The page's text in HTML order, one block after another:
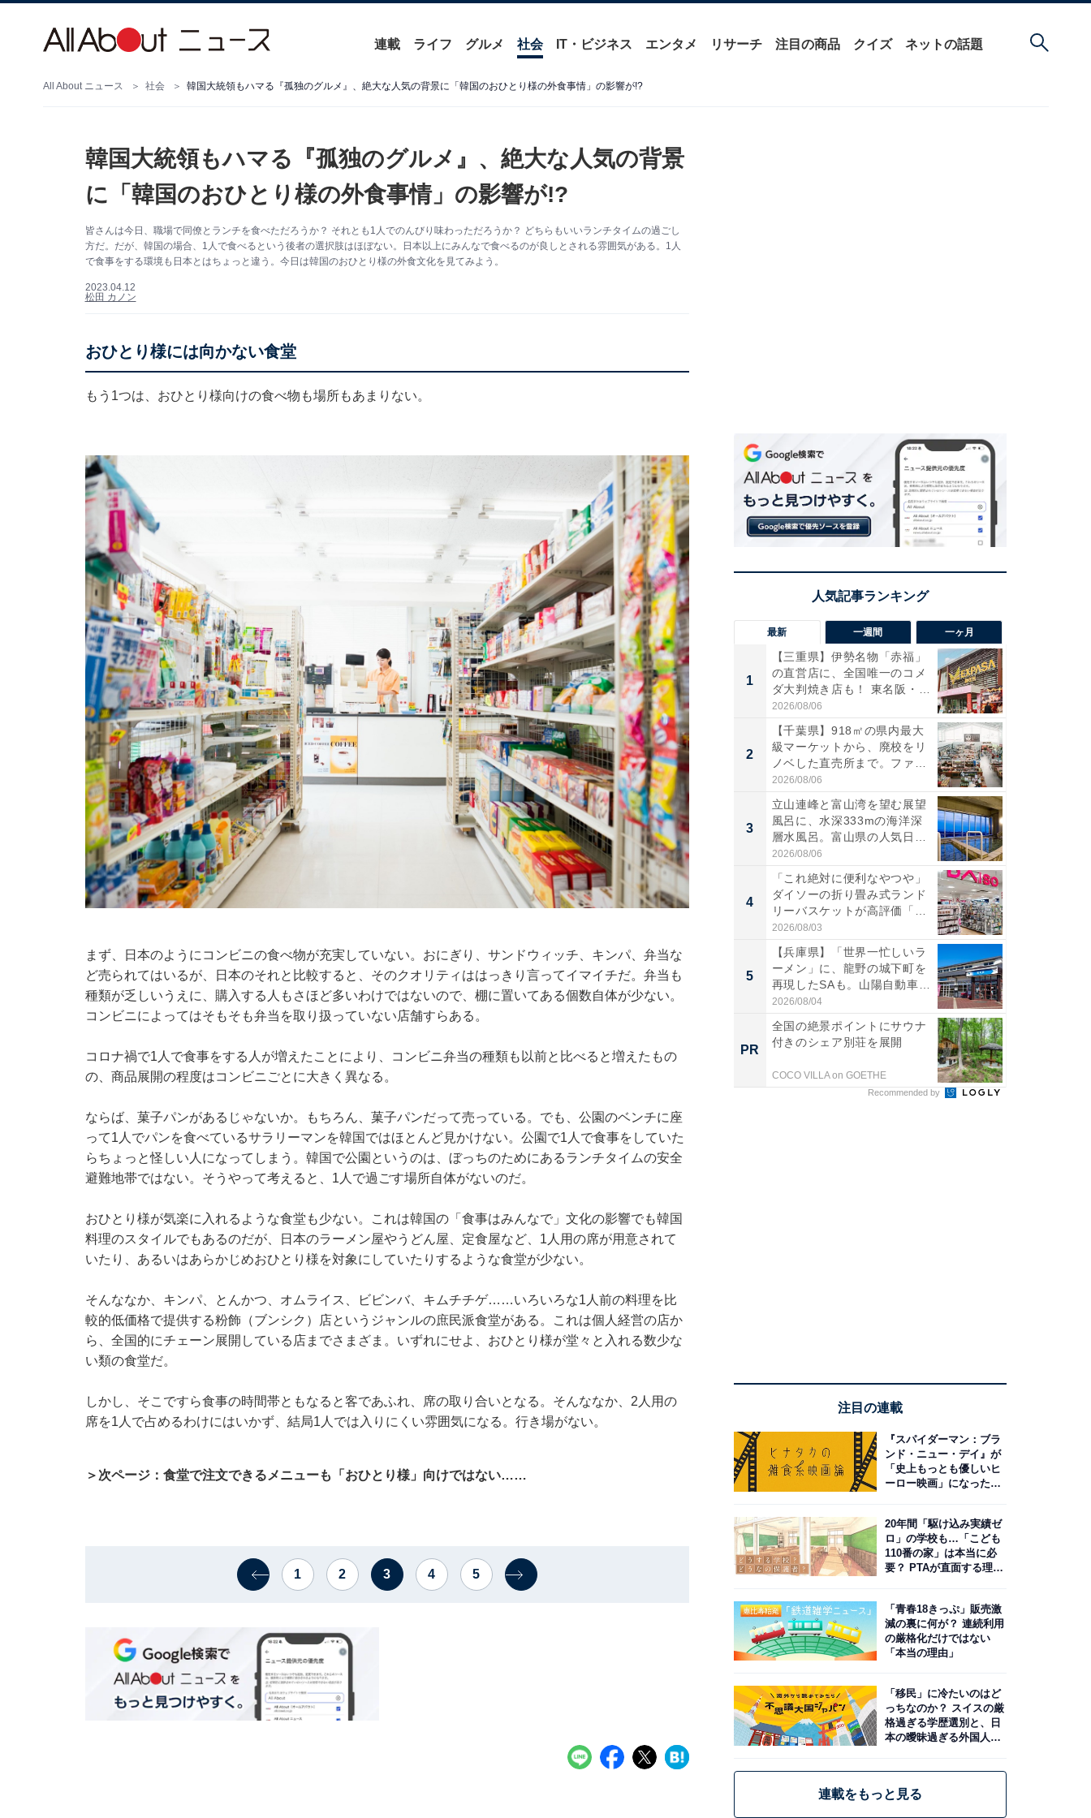
連載 ライフ グルメ 社会 IT・ビジネス エンタメ リサーチ 注目の商品 クイズ ネットの話題
All About ニュース 社会 韓国大統領もハマる『孤独のグルメ』、絶大な人気の背景に「韓国のおひとり様の外食事情」の影響が!?
韓国大統領もハマる『孤独のグルメ』、絶大な人気の背景
に「韓国のおひとり様の外食事情」の影響が!?
皆さんは今日、職場で同僚とランチを食べただろうか？ それとも1人でのんびり味わっただろうか？ どちらもいいランチタイムの過ごし
方だ。だが、韓国の場合、1人で食べるという後者の選択肢はほぼない。日本以上にみんなで食べるのが良しとされる雰囲気がある。1人
で食事をする環境も日本とはちょっと違う。今日は韓国のおひとり様の外食文化を見てみよう。
2023.04.12
松田 カノン
おひとり様には向かない食堂
もう1つは、おひとり様向けの食べ物も場所もあまりない。
まず、日本のようにコンビニの食べ物が充実していない。おにぎり、サンドウィッチ、キンパ、弁当な
ど売られてはいるが、日本のそれと比較すると、そのクオリティははっきり言ってイマイチだ。弁当も
種類が乏しいうえに、購入する人もさほど多いわけではないので、棚に置いてある個数自体が少ない。
コンビニによってはそもそも弁当を取り扱っていない店舗すらある。
コロナ禍で1人で食事をする人が増えたことにより、コンビニ弁当の種類も以前と比べると増えたもの
の、商品展開の程度はコンビニごとに大きく異なる。
ならば、菓子パンがあるじゃないか。もちろん、菓子パンだって売っている。でも、公園のベンチに座
って1人でパンを食べているサラリーマンを韓国ではほとんど見かけない。公園で1人で食事をしていた
らちょっと怪しい人になってしまう。韓国で公園というのは、ぼっちのためにあるランチタイムの安全
避難地帯ではない。そうやって考えると、1人で過ごす場所自体がないのだ。
おひとり様が気楽に入れるような食堂も少ない。これは韓国の「食事はみんなで」文化の影響でも韓国
料理のスタイルでもあるのだが、日本のラーメン屋やうどん屋、定食屋など、1人用の席が用意されて
いたり、あるいはあらかじめおひとり様を対象にしていたりするような食堂が少ない。
そんななか、キンパ、とんかつ、オムライス、ビビンバ、キムチチゲ……いろいろな1人前の料理を比
較的低価格で提供する粉飾（ブンシク）店というジャンルの庶民派食堂がある。これは個人経営の店か
ら、全国的にチェーン展開している店までさまざま。いずれにせよ、おひとり様が堂々と入れる数少な
い類の食堂だ。
しかし、そこですら食事の時間帯ともなると客であふれ、席の取り合いとなる。そんななか、2人用の
席を1人で占めるわけにはいかず、結局1人では入りにくい雰囲気になる。行き場がない。
＞次ページ：食堂で注文できるメニューも「おひとり様」向けではない……
1 2 3 4 5
最新 一週間 一ヶ月
1
【三重県】伊勢名物「赤福」
の直営店に、全国唯一のコメ
ダ大判焼き店も！ 東名阪・
伊...
2026/08/06
2
【千葉県】918㎡の県内最大
級マーケットから、廃校をリ
ノベした直売所まで。ファ
ー...
2026/08/06
3
立山連峰と富山湾を望む展望
風呂に、水深333mの海洋深
層水風呂。富山県の人気日
帰...
2026/08/06
4
「これ絶対に便利なやつや」
ダイソーの折り畳み式ランド
リーバスケットが高評価「使
わ...
2026/08/03
5
【兵庫県】「世界一忙しいラ
ーメン」に、龍野の城下町を
再現したSAも。山陽自動車
道...
2026/08/04
PR
全国の絶景ポイントにサウナ
付きのシェア別荘を展開
COCO VILLA on GOETHE
Recommended by
注目の連載
『スパイダーマン：ブラ
ンド・ニュー・デイ』が
「史上もっとも優しいヒ
ーロー映画」になった理
20年間「駆け込み実績ゼ
ロ」の学校も…「こども
110番の家」は本当に必
要？ PTAが直面する理想
「青春18きっぷ」販売激
減の裏に何が？ 連続利用
の厳格化だけではない
「本当の理由」
「移民」に冷たいのはど
っちなのか？ スイスの厳
格過ぎる学歴選別と、日
本の曖昧過ぎる外国人政
連載をもっと見る